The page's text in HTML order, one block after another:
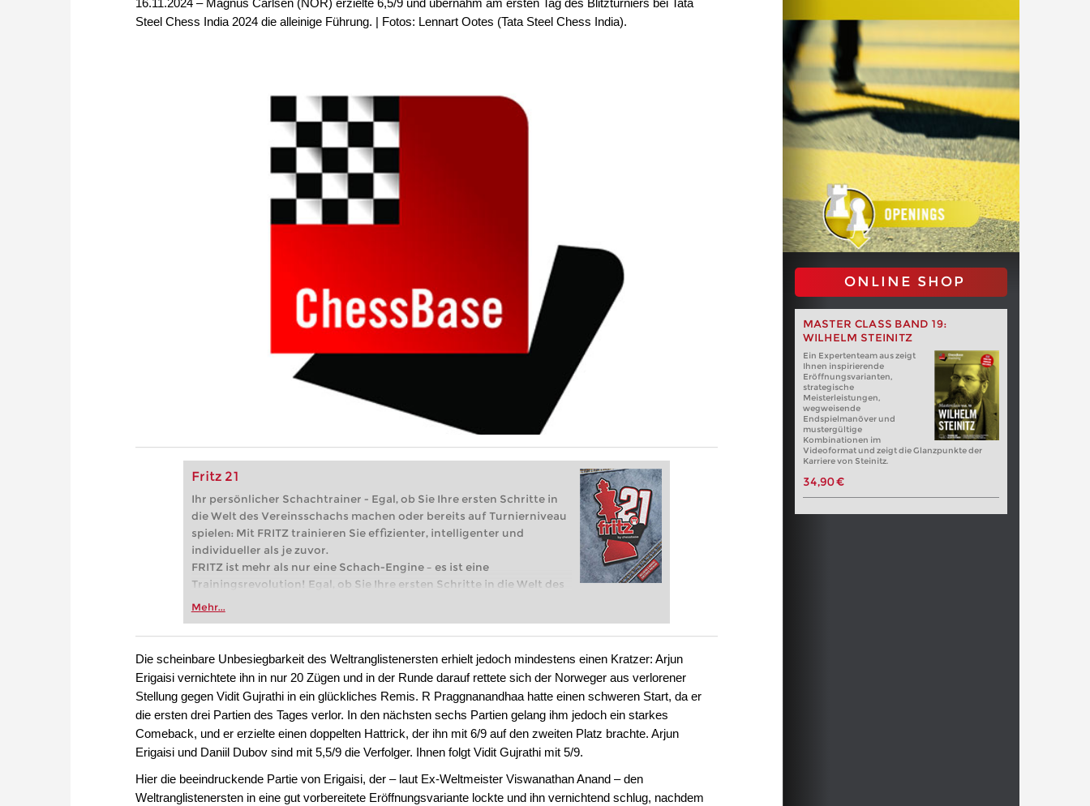
Steel Chess India 2024 die alleinige Führung. | Fotos: Lennart Ootes (Tata Steel Chess India).
Fritz 21
Ihr persönlicher Schachtrainer - Egal, ob Sie Ihre ersten Schritte in
die Welt des Vereinsschachs machen oder bereits auf Turnierniveau
spielen: Mit FRITZ trainieren Sie effizienter, intelligenter und
individueller als je zuvor.
FRITZ ist mehr als nur eine Schach-Engine – es ist eine
Trainingsrevolution! Egal, ob Sie Ihre ersten Schritte in die Welt des
Vereinsschachs machen oder bereits auf Turnierniveau spielen: Mit
zuvor.
Mehr...
ONLINE SHOP
MASTER CLASS BAND 19:
WILHELM STEINITZ
Ein Expertenteam aus zeigt
Ihnen inspirierende
Eröffnungsvarianten,
strategische
Meisterleistungen,
wegweisende
Endspielmanöver und
mustergültige
Kombinationen im
Videoformat und zeigt die Glanzpunkte der
Karriere von Steinitz.
34,90 €
Die scheinbare Unbesiegbarkeit des Weltranglistenersten erhielt jedoch mindestens einen Kratzer: Arjun
Erigaisi vernichtete ihn in nur 20 Zügen und in der Runde darauf rettete sich der Norweger aus verlorener
Stellung gegen Vidit Gujrathi in ein glückliches Remis. R Praggnanandhaa hatte einen schweren Start, da er
die ersten drei Partien des Tages verlor. In den nächsten sechs Partien gelang ihm jedoch ein starkes
Comeback, und er erzielte einen doppelten Hattrick, der ihn mit 6/9 auf den zweiten Platz brachte. Arjun
Erigaisi und Daniil Dubov sind mit 5,5/9 die Verfolger. Ihnen folgt Vidit Gujrathi mit 5/9.
Hier die beeindruckende Partie von Erigaisi, der – laut Ex-Weltmeister Viswanathan Anand – den
Weltranglistenersten in eine gut vorbereitete Eröffnungsvariante lockte und ihn vernichtend schlug, nachdem